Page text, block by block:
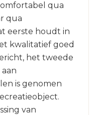
qua
qua
eerste houdt in
kwalitatief goed
het tweede
is genomen
van